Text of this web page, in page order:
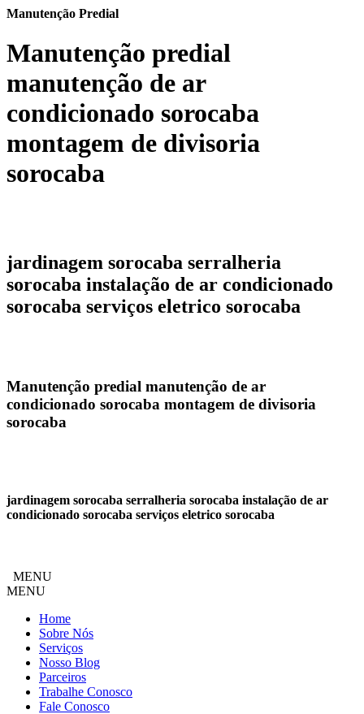
Manutenção Predial
Manutenção predial
manutenção de ar
condicionado sorocaba
montagem de divisoria
sorocaba
jardinagem sorocaba serralheria
sorocaba instalação de ar condicionado
sorocaba serviços eletrico sorocaba
Manutenção predial manutenção de ar
condicionado sorocaba montagem de divisoria
sorocaba
jardinagem sorocaba serralheria sorocaba instalação de ar
condicionado sorocaba serviços eletrico sorocaba
MENU
MENU
Home
Sobre Nós
Serviços
Nosso Blog
Parceiros
Trabalhe Conosco
Fale Conosco